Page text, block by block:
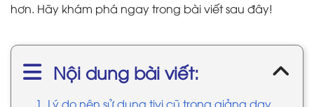
hơn. Hãy khám phá ngay trong bài viết sau đây!
Nội dung bài viết:
1. Lý do nên sử dụng tivi cũ trong giảng dạy